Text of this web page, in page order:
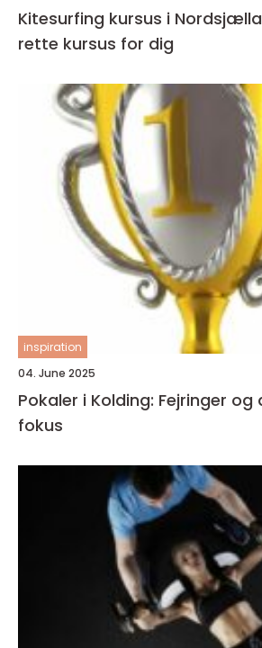
Kitesurfing kursus i
rette kursus for dig
inspiration
04. June 2025
Pokaler i Kolding: Fejringer og
fokus